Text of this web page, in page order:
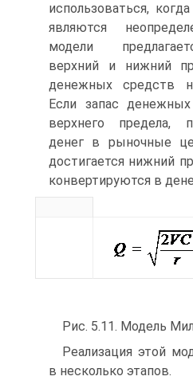
использоваться,
являются
модели
верхний и нижний
денежных средств
Если запас
верхнего предела,
денег в рыночные
достигается нижний
конвертируются в
Рис. 5.11. Модель
Реализация этой
в несколько этапов.